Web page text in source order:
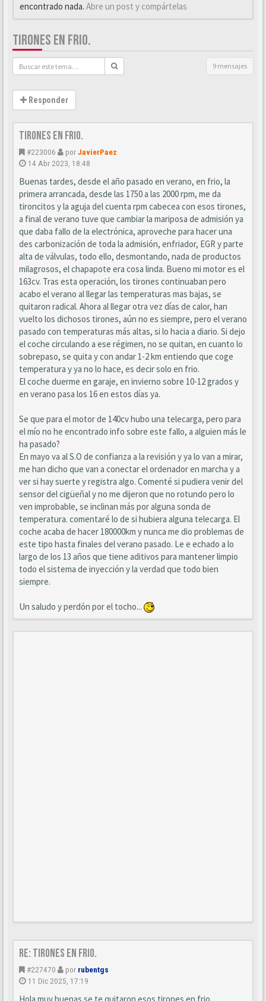
encontrado nada. Abre un post y compártelas
TIRONES EN FRIO.
9 mensajes
Responder
Tirones en frio.
#223006 porJavierPaez
14 Abr 2023, 18:48
Buenas tardes, desde el año pasado en verano, en frio, la
primera arrancada, desde las 1750 a las 2000 rpm, me da
tironcitos y la aguja del cuenta rpm cabecea con esos tirones,
a final de verano tuve que cambiar la mariposa de admisión ya
que daba fallo de la electrónica, aproveche para hacer una
des carbonización de toda la admisión, enfriador, EGR y parte
alta de válvulas, todo ello, desmontando, nada de productos
milagrosos, el chapapote era cosa linda. Bueno mi motor es el
163cv. Tras esta operación, los tirones continuaban pero
acabo el verano al llegar las temperaturas mas bajas, se
quitaron radical. Ahora al llegar otra vez días de calor, han
vuelto los dichosos tirones, aún no es siempre, pero el verano
pasado con temperaturas más altas, si lo hacia a diario. Si dejo
el coche circulando a ese régimen, no se quitan, en cuanto lo
sobrepaso, se quita y con andar 1-2 km entiendo que coge
temperatura y ya no lo hace, es decir solo en frio.
El coche duerme en garaje, en invierno sobre 10-12 grados y
en verano pasa los 16 en estos días ya.
Se que para el motor de 140cv hubo una telecarga, pero para
el mío no he encontrado info sobre este fallo, a alguien más le
ha pasado?
En mayo va al S.O de confianza a la revisión y ya lo van a mirar,
me han dicho que van a conectar el ordenador en marcha y a
ver si hay suerte y registra algo. Comenté si pudiera venir del
sensor del cigüeñal y no me dijeron que no rotundo pero lo
ven improbable, se inclinan más por alguna sonda de
temperatura. comentaré lo de si hubiera alguna telecarga. El
coche acaba de hacer 180000km y nunca me dio problemas de
este tipo hasta finales del verano pasado. Le e echado a lo
largo de los 13 años que tiene aditivos para mantener limpio
todo el sistema de inyección y la verdad que todo bien
siempre.
Un saludo y perdón por el tocho...
Re: Tirones en frio.
#227470 por rubentgs
11 Dic 2025, 17:19